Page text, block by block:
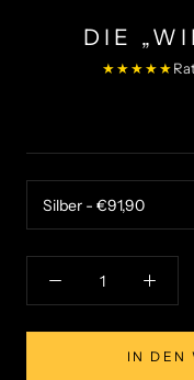
DIE
★★★★★
IN DEN